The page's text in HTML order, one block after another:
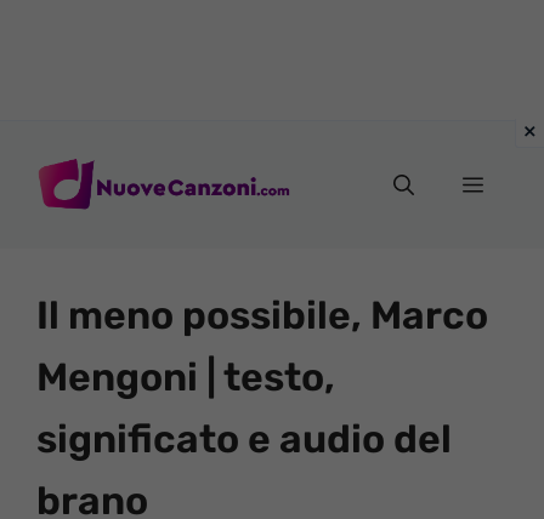
Menu
Il meno possibile, Marco
Mengoni | testo,
significato e audio del
brano